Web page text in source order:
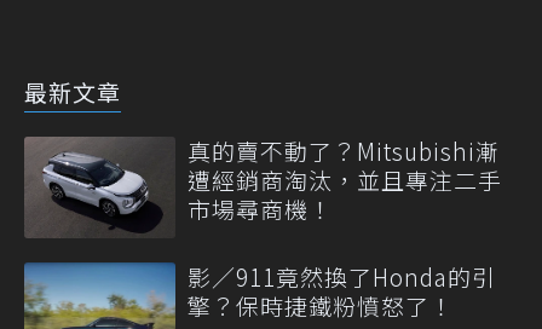
最新文章
真的賣不動了？Mitsubishi漸
遭經銷商淘汰，並且專注二手
市場尋商機！
影／911竟然換了Honda的引
擎？保時捷鐵粉憤怒了！